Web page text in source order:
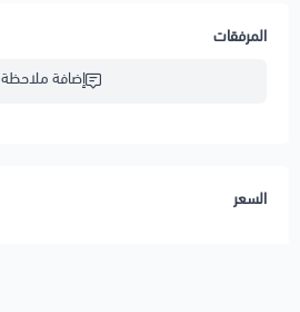
المرفقات
إضافة ملاحظة
السعر